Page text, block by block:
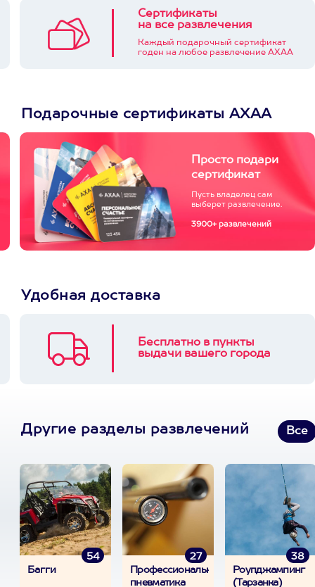
Сертификаты
на все развлечения
Каждый подарочный сертификат
годен на любое развлечение АХАА
Подарочные сертификаты АХАА
Просто подари
сертификат
Пусть владелец сам
выберет развлечение.
3900+ развлечений
Удобная доставка
Бесплатно в пункты
выдачи вашего города
Другие разделы развлечений Все
54
Багги
27
Профессиональная
пневматика
38
Роупджампинг
(Тарзанка)